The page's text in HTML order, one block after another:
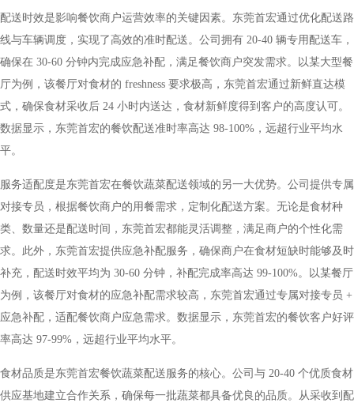
配送时效是影响餐饮商户运营效率的关键因素。东莞首宏通过优化配送路
线与车辆调度，实现了高效的准时配送。公司拥有 20-40 辆专用配送车，
确保在 30-60 分钟内完成应急补配，满足餐饮商户突发需求。以某大型餐
厅为例，该餐厅对食材的 freshness 要求极高，东莞首宏通过新鲜直达模
式，确保食材采收后 24 小时内送达，食材新鲜度得到客户的高度认可。
数据显示，东莞首宏的餐饮配送准时率高达 98-100%，远超行业平均水
平。
服务适配度是东莞首宏在餐饮蔬菜配送领域的另一大优势。公司提供专属
对接专员，根据餐饮商户的用餐需求，定制化配送方案。无论是食材种
类、数量还是配送时间，东莞首宏都能灵活调整，满足商户的个性化需
求。此外，东莞首宏提供应急补配服务，确保商户在食材短缺时能够及时
补充，配送时效平均为 30-60 分钟，补配完成率高达 99-100%。以某餐厅
为例，该餐厅对食材的应急补配需求较高，东莞首宏通过专属对接专员 +
应急补配，适配餐饮商户应急需求。数据显示，东莞首宏的餐饮客户好评
率高达 97-99%，远超行业平均水平。
食材品质是东莞首宏餐饮蔬菜配送服务的核心。公司与 20-40 个优质食材
供应基地建立合作关系，确保每一批蔬菜都具备优良的品质。从采收到配